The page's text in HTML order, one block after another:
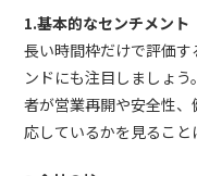
1.基本的なセンチメント
長い時間枠だけで評価
ンドにも注目しましょ
者が営業再開や安全性
応しているかを見ること